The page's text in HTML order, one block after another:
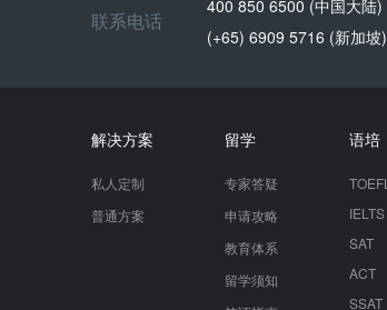
联系电话
400 850 6500 (中国大陆)
(+65) 6909 5716 (新加坡)
解决方案
私人定制
普通方案
留学
专家答疑
申请攻略
教育体系
留学须知
语培
TOEFL
IELTS
SAT
ACT
SSAT